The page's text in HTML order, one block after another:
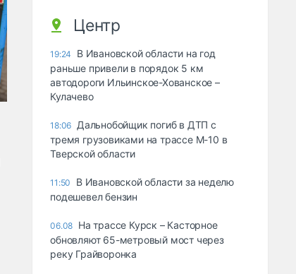
Центр
19:24
В Ивановской области на год
раньше привели в порядок 5 км
автодороги Ильинское-Хованское –
Кулачево
18:06 Дальнобойщик погиб в ДТП с
тремя грузовиками на трассе М-10 в
Тверской области
11:50
В Ивановской области за неделю
подешевел бензин
06.08 На трассе Курск – Касторное
обновляют 65-метровый мост через
реку Грайворонка